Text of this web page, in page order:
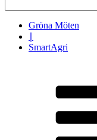
efter:
Gröna Möten
SmartAgri